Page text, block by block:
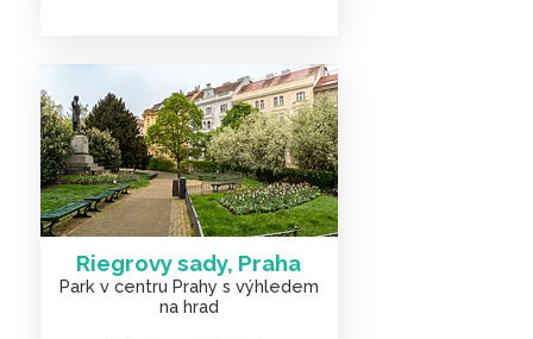
Riegrovy sady, Praha
Park v centru Prahy s výhledem
na hrad